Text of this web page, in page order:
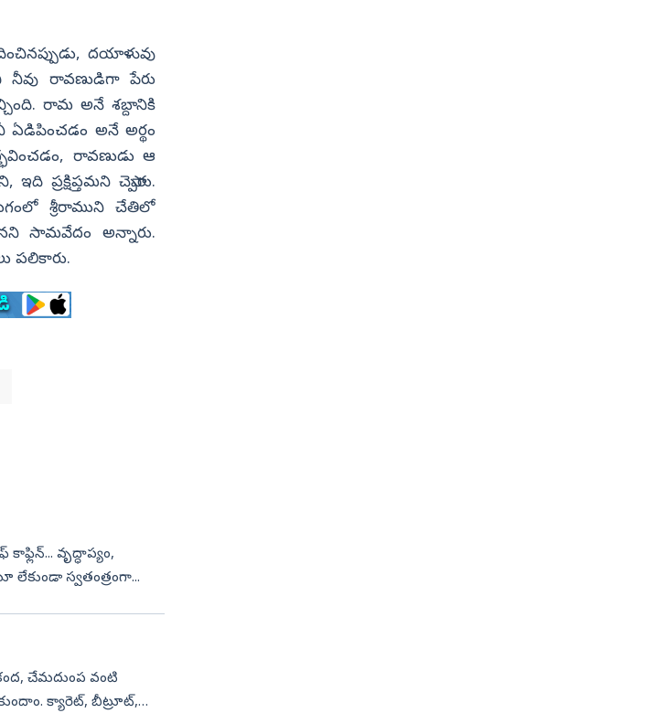
దయాళువు
నీవు రావణుడిగా పేరు
రామ అనే శబ్దానికి
ఏడిపించడం అనే అర్థం
రావణుడు ఆ
ప్రక్షిప్తమని చెప్పారు.
శ్రీరాముని చేతిలో
సామవేదం అన్నారు.
పలికారు.
వృద్ధాప్యం,
స్వతంత్రంగా...
చేమదుంప వంటి